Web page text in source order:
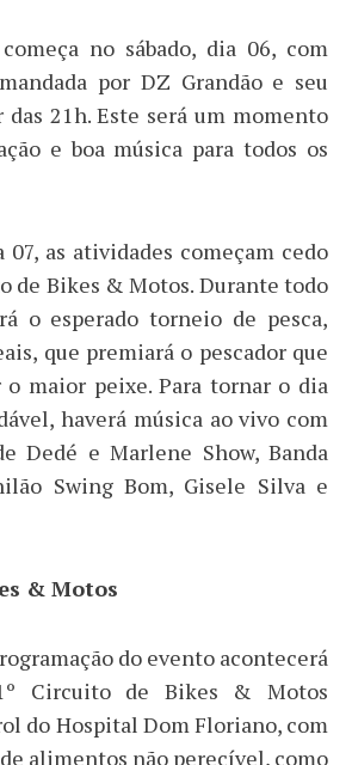
no sábado, dia 06, com
por DZ Grandão e seu
21h. Este será um momento
e boa música para todos os
as atividades começam cedo
de Bikes & Motos. Durante todo
o esperado torneio de pesca,
que premiará o pescador que
o maior peixe. Para tornar o dia
haverá música ao vivo com
Dedé e Marlene Show, Banda
Swing Bom, Gisele Silva e
& Motos
do evento acontecerá
Circuito de Bikes & Motos
do Hospital Dom Floriano, com
alimentos não perecível, como